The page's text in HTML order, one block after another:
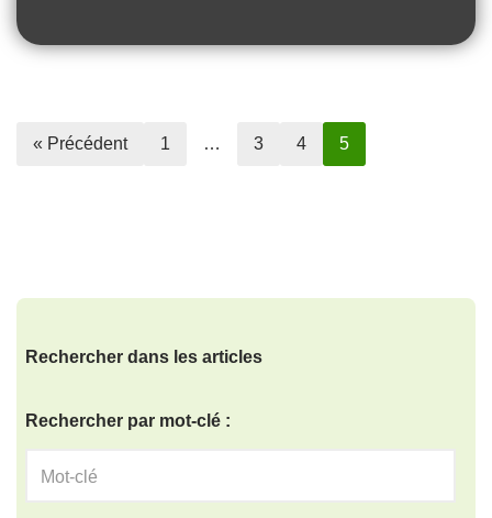
« Précédent 1 … 3 4 5
Rechercher dans les articles
Rechercher par mot-clé :